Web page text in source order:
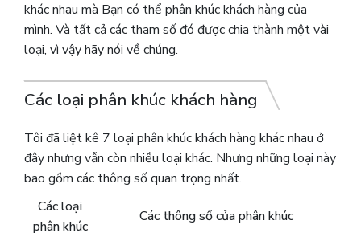
khác nhau mà Bạn có thể phân khúc khách hàng của
mình. Và tất cả các tham số đó được chia thành một vài
loại, vì vậy hãy nói về chúng.
Các loại phân khúc khách hàng
Tôi đã liệt kê 7 loại phân khúc khách hàng khác nhau ở
đây nhưng vẫn còn nhiều loại khác. Nhưng những loại này
bao gồm các thông số quan trọng nhất.
Các loại
phân khúc
Các thông số của phân khúc